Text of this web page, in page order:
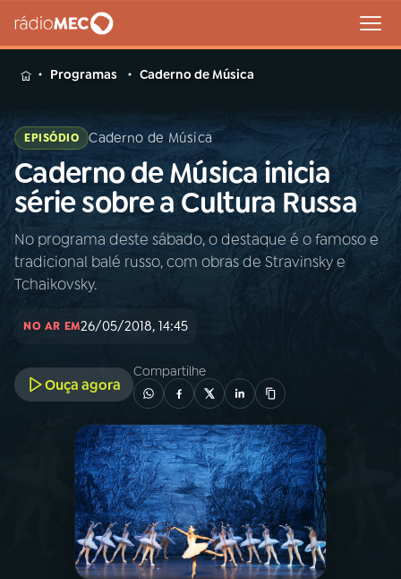
MENU
Buscar
na
Rádio
MEC
Buscar
Início AO VIVO
01INÍCIO
02A RÁDIO
PROGRAMAÇÃO
PROGRAMAS
PODCASTS
Programas Caderno de Música
EPISÓDIO Caderno de Música
Caderno de Música inicia
série sobre a Cultura Russa
No programa deste sábado, o destaque é o famoso e
tradicional balé russo, com obras de Stravinsky e
Tchaikovsky.
NO AR EM26/05/2018, 14:45
Ouça agora
Compartilhe